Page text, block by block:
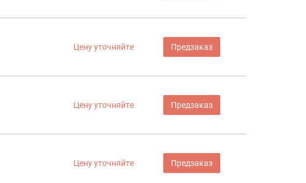
Цену уточняйте Предзаказ
Цену уточняйте Предзаказ
Цену уточняйте Предзаказ